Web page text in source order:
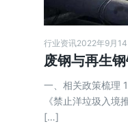
行业资讯2022年9月14
废钢与再生
一、相关政策梳理
《禁止洋垃圾入境
[…]